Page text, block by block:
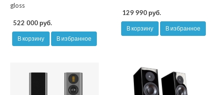
gloss
522 000 руб.
В корзину В избранное
129 990 руб.
В корзину В избранное